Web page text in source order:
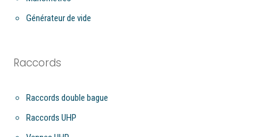
Générateur de vide
Raccords
Raccords double bague
Raccords UHP